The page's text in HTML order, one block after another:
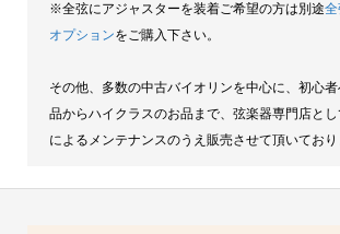
※全弦にアジャスターを装着ご希望の方は別途全
オプションをご購入下さい。
その他、多数の中古バイオリンを中心に、初心
品からハイクラスのお品まで、弦楽器専門店と
によるメンテナンスのうえ販売させて頂いており